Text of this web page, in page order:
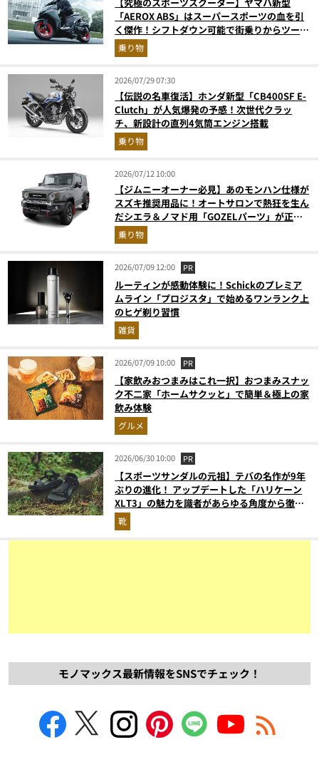
「AEROX ABS」はスーパースポーツの血を引
く傑作！シフトダウン可能で街乗りからツーリ
ングまで最強
乗り物
2026/07/29 07:30
【伝説の名車復活】ホンダ新型「CB400SF E-
Clutch」が人気爆発の予感！次世代クラッ
チ、新設計の直列4気筒エンジン搭載
乗り物
2026/07/12 10:00
【ジムニーオーナー必見】あのモンハン仕様が
スズキ推奨用品に！オートサロンで熱狂を生ん
だシエラ＆ノマド用「GOZELパーツ」が正規
ディーラーで取り扱い開始
乗り物
2026/07/09 12:00 PR
ルーティンが感動体験に！Schickのプレミア
ムライン「プロジスタ」で始めるワンランク上
のヒゲ剃り習慣
雑貨
2026/07/09 10:00 PR
【家飲みおつまみはこれ一択】おつまみスナッ
ク不二家「ホームサクッと」で簡単＆極上の家
飲み体験
グルメ
2026/06/30 10:00 PR
【スポーツサンダルの元祖】テバの名作が9年
ぶりの進化！ アップデートした「ハリケーン
XLT3」の魅力を識者があらゆる角度から徹底
解説！
靴
モノマックス最新情報をSNSでチェック！